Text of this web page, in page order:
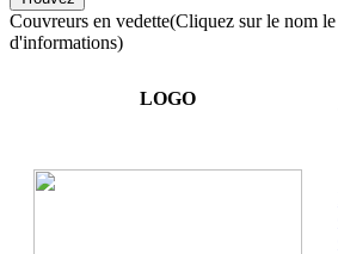
Couvreurs en vedette(Cliquez sur le nom
d'informations)
LOGO